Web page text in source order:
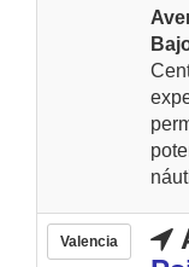
Valencia